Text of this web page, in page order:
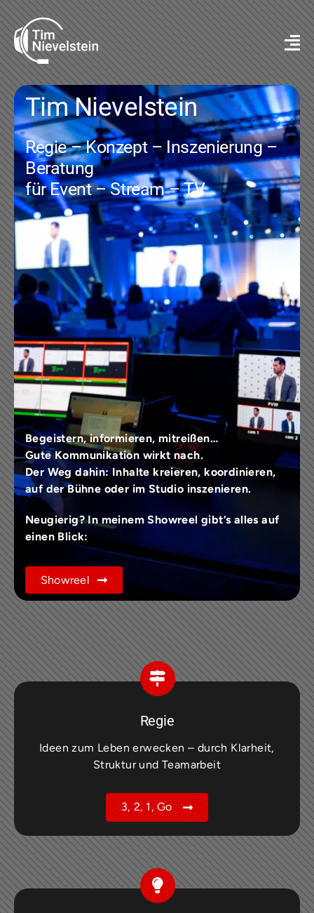
Inhalt
springen
Tim Nievelstein
Regie – Konzept – Inszenierung –
Beratung
für Event – Stream – TV
Begeistern, informieren, mitreißen…
Gute Kommunikation wirkt nach.
Der Weg dahin: Inhalte kreieren, koordinieren,
auf der Bühne oder im Studio inszenieren.
Neugierig? In meinem Showreel gibt’s alles auf
einen Blick:
Showreel
Regie
Ideen zum Leben erwecken – durch Klarheit,
Struktur und Teamarbeit
3, 2, 1, Go